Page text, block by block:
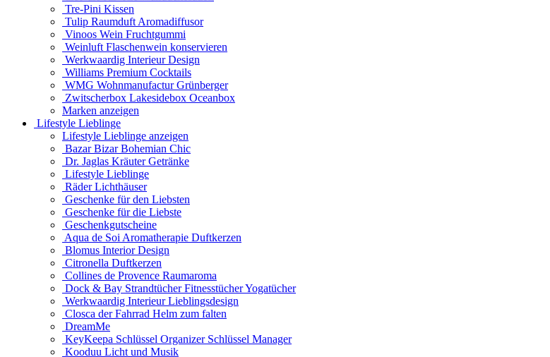
Tre-Pini Kissen
Tulip Raumduft Aromadiffusor
Vinoos Wein Fruchtgummi
Weinluft Flaschenwein konservieren
Werkwaardig Interieur Design
Williams Premium Cocktails
WMG Wohnmanufactur Grünberger
Zwitscherbox Lakesidebox Oceanbox
Marken anzeigen
Lifestyle Lieblinge
Lifestyle Lieblinge anzeigen
Bazar Bizar Bohemian Chic
Dr. Jaglas Kräuter Getränke
Lifestyle Lieblinge
Räder Lichthäuser
Geschenke für den Liebsten
Geschenke für die Liebste
Geschenkgutscheine
Aqua de Soi Aromatherapie Duftkerzen
Blomus Interior Design
Citronella Duftkerzen
Collines de Provence Raumaroma
Dock & Bay Strandtücher Fitnesstücher Yogatücher
Werkwaardig Interieur Lieblingsdesign
Closca der Fahrrad Helm zum falten
DreamMe
KeyKeepa Schlüssel Organizer Schlüssel Manager
Kooduu Licht und Musik